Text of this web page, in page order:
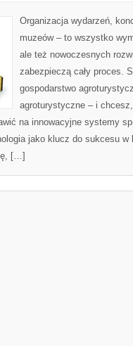
Organizacja wydarzeń,
muzeów – to wszystko
ale też nowoczesnych
zabezpieczą cały proces.
gospodarstwo
agroturystyczne – i
na innowacyjne systemy
jako klucz do sukcesu
[…]